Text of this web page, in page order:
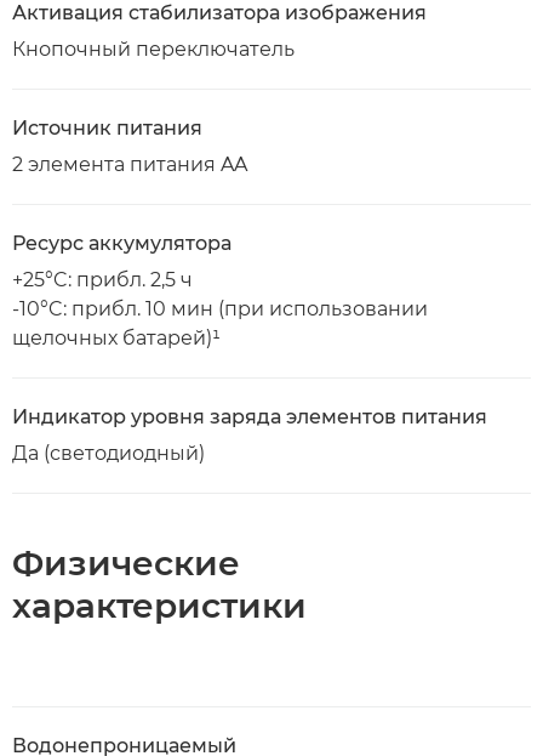
Активация стабилизатора изображения
Кнопочный переключатель
Источник питания
2 элемента питания AA
Ресурс аккумулятора
+25°C: прибл. 2,5 ч
-10°C: прибл. 10 мин (при использовании
щелочных батарей)¹
Индикатор уровня заряда элементов питания
Да (светодиодный)
Физические
характеристики
Водонепроницаемый